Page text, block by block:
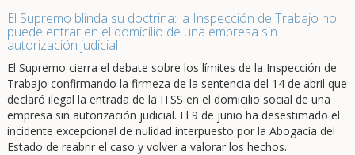
El Supremo blinda su doctrina: la Inspección de Trabajo no
puede entrar en el domicilio de una empresa sin
autorización judicial
El Supremo cierra el debate sobre los límites de la Inspección de
Trabajo confirmando la firmeza de la sentencia del 14 de abril que
declaró ilegal la entrada de la ITSS en el domicilio social de una
empresa sin autorización judicial. El 9 de junio ha desestimado el
incidente excepcional de nulidad interpuesto por la Abogacía del
Estado de reabrir el caso y volver a valorar los hechos.